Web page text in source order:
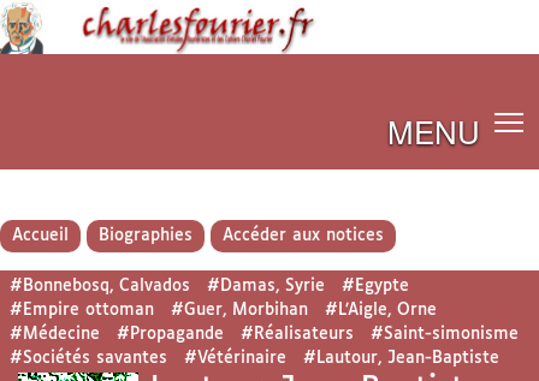
MENU
Accueil Biographies Accéder aux notices
#Bonnebosq, Calvados #Damas, Syrie
#Egypte
#Empire ottoman
#Guer, Morbihan
#L’Aigle, Orne
#Médecine
#Propagande #Réalisateurs
#Saint-simonisme
#Sociétés savantes
#Vétérinaire #Lautour, Jean-Baptiste